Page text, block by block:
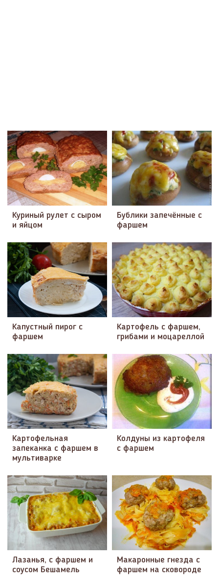
Куриный рулет с сыром
и яйцом
Бублики запечённые с
фаршем
Капустный пирог с
фаршем
Картофель с фаршем,
грибами и моцареллой
Картофельная
запеканка с фаршем в
мультиварке
Колдуны из картофеля
с фаршем
Лазанья, с фаршем и
соусом Бешамель
Макаронные гнезда с
фаршем на сковороде